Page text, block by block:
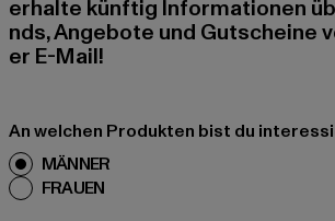
erhalte künftig Informationen
nds, Angebote und Gutscheine
er E-Mail!
An welchen Produkten bist du
MÄNNER
FRAUEN